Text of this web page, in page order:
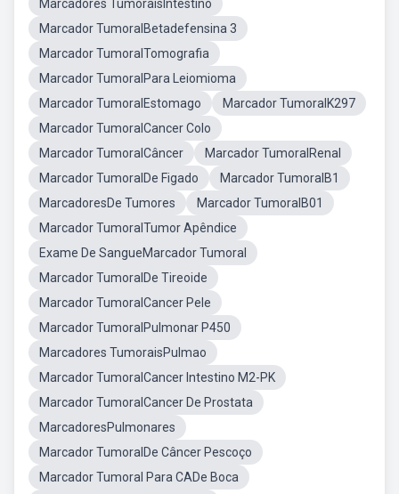
Marcadores TumoraisIntestino
Marcador TumoralBetadefensina 3
Marcador TumoralTomografia
Marcador TumoralPara Leiomioma
Marcador TumoralEstomago
Marcador TumoralK297
Marcador TumoralCancer Colo
Marcador TumoralCâncer
Marcador TumoralRenal
Marcador TumoralDe Figado
Marcador TumoralB1
MarcadoresDe Tumores
Marcador TumoralB01
Marcador TumoralTumor Apêndice
Exame De SangueMarcador Tumoral
Marcador TumoralDe Tireoide
Marcador TumoralCancer Pele
Marcador TumoralPulmonar P450
Marcadores TumoraisPulmao
Marcador TumoralCancer Intestino M2-PK
Marcador TumoralCancer De Prostata
MarcadoresPulmonares
Marcador TumoralDe Câncer Pescoço
Marcador Tumoral Para CADe Boca